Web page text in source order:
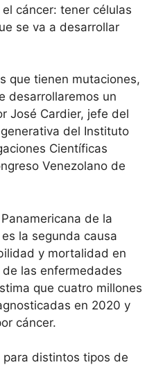
cáncer: tener células
se va a desarrollar
que tienen mutaciones,
desarrollaremos un
José Cardier, jefe del
del Instituto
Científicas
Venezolano de
de la
la segunda causa
y mortalidad en
las enfermedades
que cuatro millones
en 2020 y
cáncer.
distintos tipos de